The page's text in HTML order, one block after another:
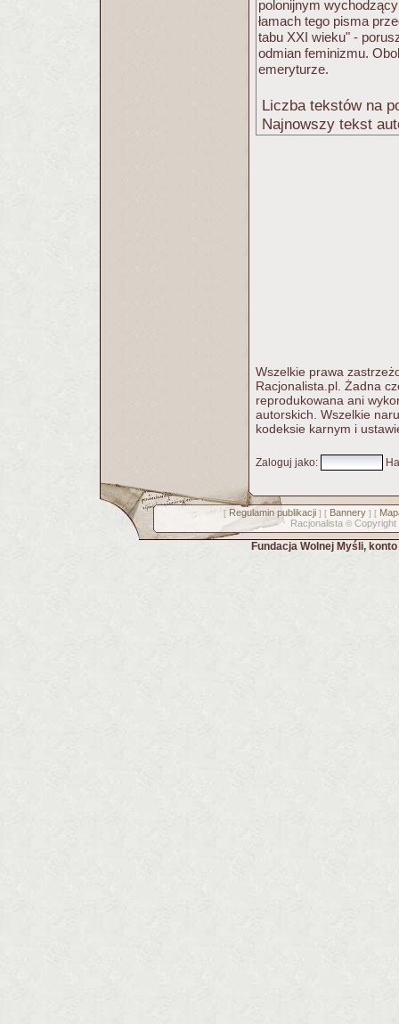
polonijnym
łamach tego pisma
tabu XXI wieku" -
odmian feminizmu.
emeryturze.
Liczba tekstów na
Najnowszy tekst
Wszelkie prawa
Racjonalista.pl. Żadna
reprodukowana ani
autorskich. Wszelkie
kodeksie karnym i
Zaloguj jako:
[ Regulamin publikacji] [ Bannery] [
Racjonalista © Copyright
Fundacja Wolnej Myśli,